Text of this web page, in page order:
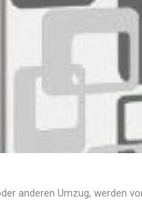
anderen Umzug, werden